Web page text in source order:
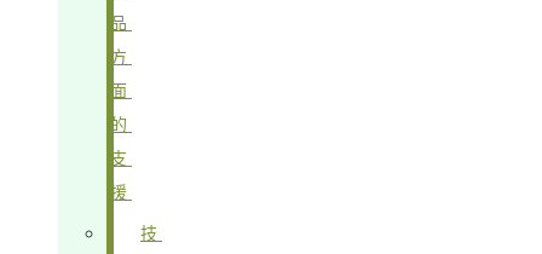
品
方
面
的
支
援
技